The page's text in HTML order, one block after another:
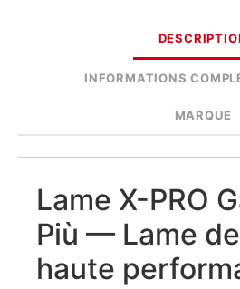
INFORMATIONS
MARQUE
Lame X-PRO
Più — Lame
haute